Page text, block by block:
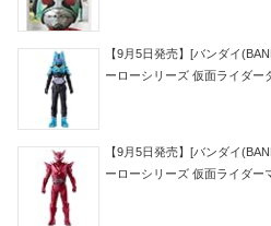
【9月5日発売】[バンダイ
ーローシリーズ 仮面ライダー
【9月5日発売】[バンダイ
ーローシリーズ 仮面ライダー